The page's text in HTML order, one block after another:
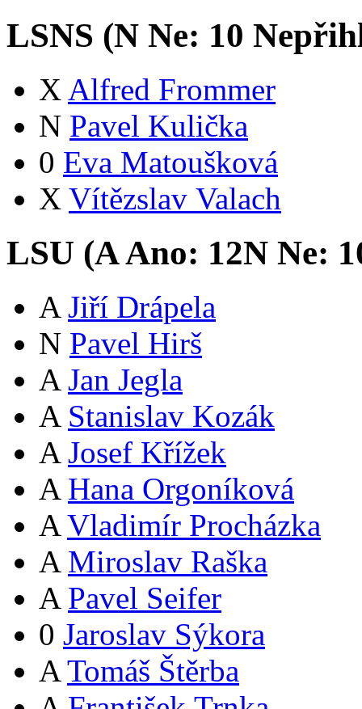
LSNS (N Ne: 10
X Alfred Frommer
N Pavel Kulička
0 Eva Matoušková
X Vítězslav Valach
LSU (AAno: 12N Ne: 1
A Jiří Drápela
N Pavel Hirš
A Jan Jegla
A Stanislav Kozák
A Josef Křížek
A Hana Orgoníková
A Vladimír Procházka
A Miroslav Raška
A Pavel Seifer
0 Jaroslav Sýkora
A Tomáš Štěrba